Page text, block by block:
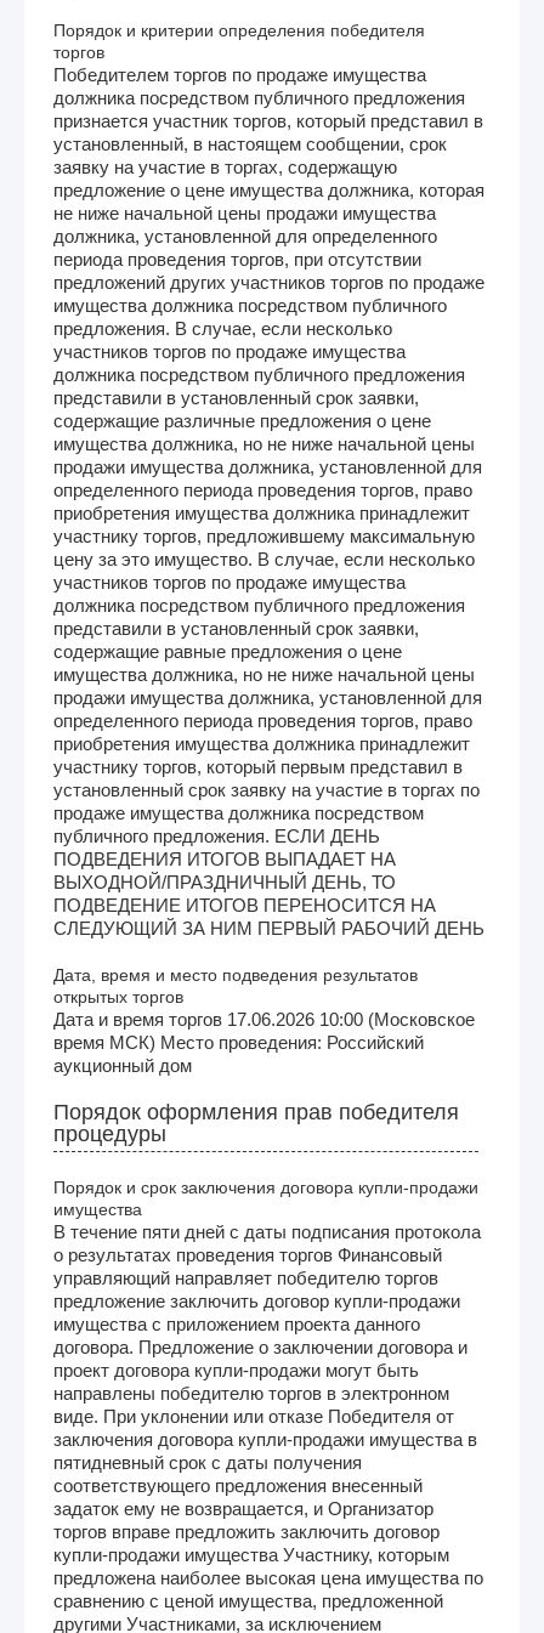
Порядок и критерии определения победителя
торгов
Победителем торгов по продаже имущества
должника посредством публичного предложения
признается участник торгов, который представил в
установленный, в настоящем сообщении, срок
заявку на участие в торгах, содержащую
предложение о цене имущества должника, которая
не ниже начальной цены продажи имущества
должника, установленной для определенного
периода проведения торгов, при отсутствии
предложений других участников торгов по продаже
имущества должника посредством публичного
предложения. В случае, если несколько
участников торгов по продаже имущества
должника посредством публичного предложения
представили в установленный срок заявки,
содержащие различные предложения о цене
имущества должника, но не ниже начальной цены
продажи имущества должника, установленной для
определенного периода проведения торгов, право
приобретения имущества должника принадлежит
участнику торгов, предложившему максимальную
цену за это имущество. В случае, если несколько
участников торгов по продаже имущества
должника посредством публичного предложения
представили в установленный срок заявки,
содержащие равные предложения о цене
имущества должника, но не ниже начальной цены
продажи имущества должника, установленной для
определенного периода проведения торгов, право
приобретения имущества должника принадлежит
участнику торгов, который первым представил в
установленный срок заявку на участие в торгах по
продаже имущества должника посредством
публичного предложения. ЕСЛИ ДЕНЬ
ПОДВЕДЕНИЯ ИТОГОВ ВЫПАДАЕТ НА
ВЫХОДНОЙ/ПРАЗДНИЧНЫЙ ДЕНЬ, ТО
ПОДВЕДЕНИЕ ИТОГОВ ПЕРЕНОСИТСЯ НА
СЛЕДУЮЩИЙ ЗА НИМ ПЕРВЫЙ РАБОЧИЙ ДЕНЬ
Дата, время и место подведения результатов
открытых торгов
Дата и время торгов 17.06.2026 10:00 (Московское
время МСК) Место проведения: Российский
аукционный дом
Порядок оформления прав победителя
процедуры
Порядок и срок заключения договора купли-продажи
имущества
В течение пяти дней с даты подписания протокола
о результатах проведения торгов Финансовый
управляющий направляет победителю торгов
предложение заключить договор купли-продажи
имущества с приложением проекта данного
договора. Предложение о заключении договора и
проект договора купли-продажи могут быть
направлены победителю торгов в электронном
виде. При уклонении или отказе Победителя от
заключения договора купли-продажи имущества в
пятидневный срок с даты получения
соответствующего предложения внесенный
задаток ему не возвращается, и Организатор
торгов вправе предложить заключить договор
купли-продажи имущества Участнику, которым
предложена наиболее высокая цена имущества по
сравнению с ценой имущества, предложенной
другими Участниками, за исключением